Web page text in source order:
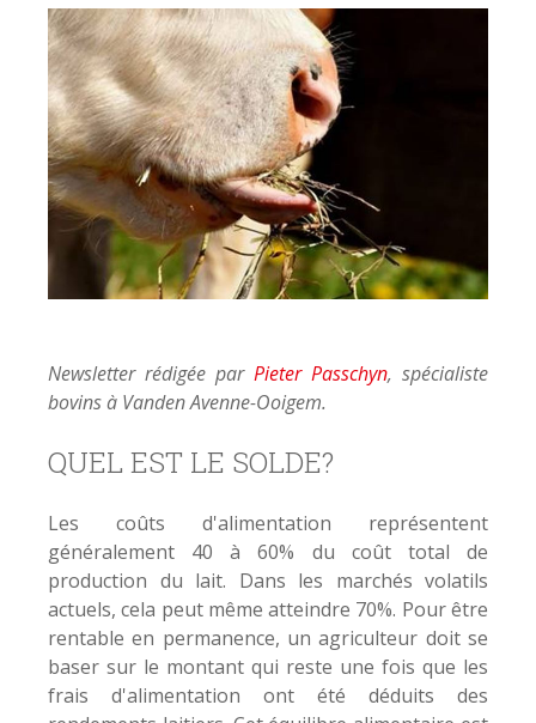
Newsletter rédigée par Pieter Passchyn, spécialiste
bovins à Vanden Avenne-Ooigem.
QUEL EST LE SOLDE?
Les coûts d'alimentation représentent
généralement 40 à 60% du coût total de
production du lait. Dans les marchés volatils
actuels, cela peut même atteindre 70%. Pour être
rentable en permanence, un agriculteur doit se
baser sur le montant qui reste une fois que les
frais d'alimentation ont été déduits des